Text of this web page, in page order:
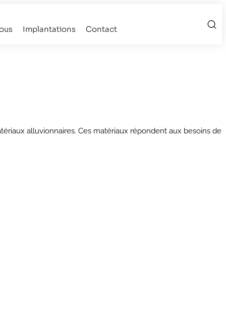
Implantations Contact
alluvionnaires. Ces matériaux répondent aux besoins de